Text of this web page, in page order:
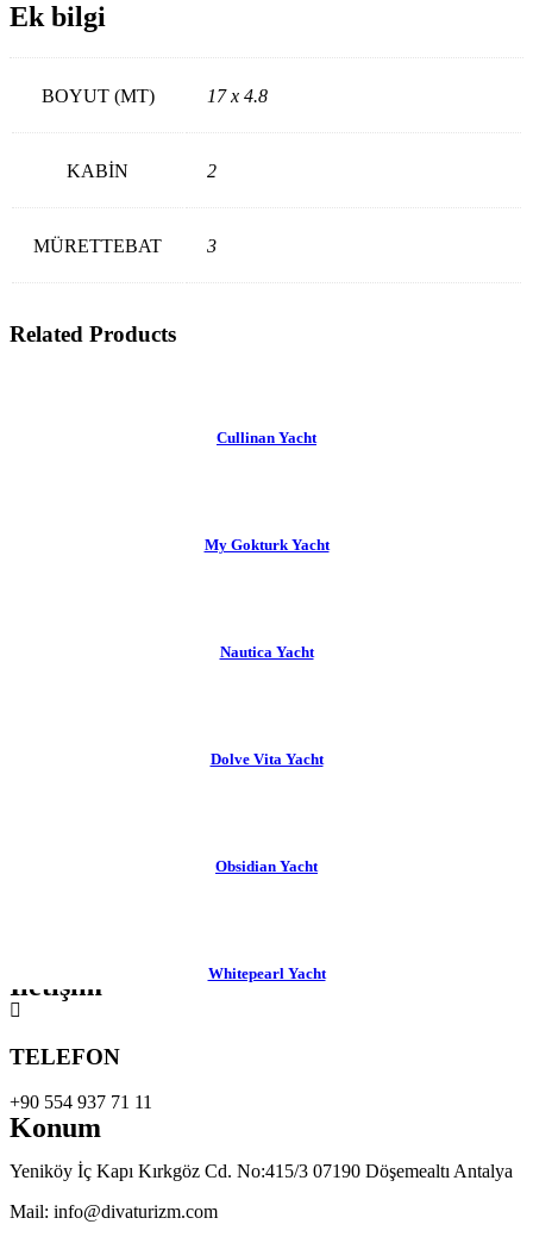
Ek bilgi
BOYUT (MT) 17 x 4.8
KABIN 2
MÜRETTEBAT 3
Related Products
Cullinan Yacht
My Gokturk Yacht
Nautica Yacht
Dolve Vita Yacht
Obsidian Yacht
Whitepearl Yacht
İletişim
TELEFON
+90 554 937 71 11
Konum
Yeniköy İç Kapı Kırkgöz Cd. No:415/3 07190 Döşemealtı Antalya
Mail: info@divaturizm.com